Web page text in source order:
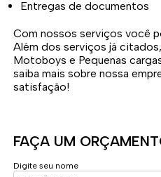
Entregas de documentos
Com nossos serviços você
Além dos serviços já
Motoboys e Pequenas
saiba mais sobre nossa
satisfação!
FAÇA UM
Digite seu nome